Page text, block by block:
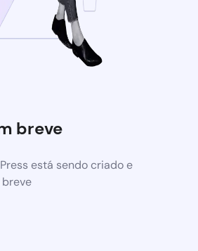
breve
está sendo criado e